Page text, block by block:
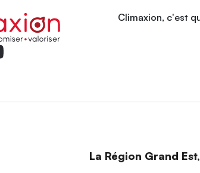
Climaxion, c'est
La Région Grand